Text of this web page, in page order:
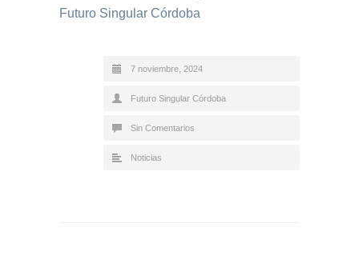
Futuro Singular Córdoba
7 noviembre, 2024
Futuro Singular Córdoba
Sin Comentarios
Noticias